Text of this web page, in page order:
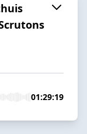
01:29:19